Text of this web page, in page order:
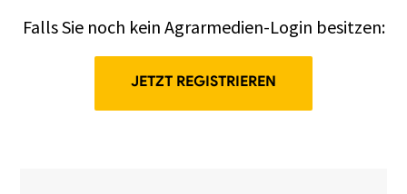
Falls Sie noch kein Agrarmedien-Login besitzen:
JETZT REGISTRIEREN